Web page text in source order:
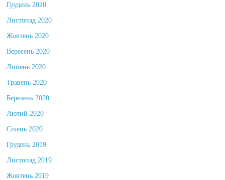
Грудень 2020
Листопад 2020
Жовтень 2020
Вересень 2020
Липень 2020
Травень 2020
Березень 2020
Лютий 2020
Січень 2020
Грудень 2019
Листопад 2019
Жовтень 2019